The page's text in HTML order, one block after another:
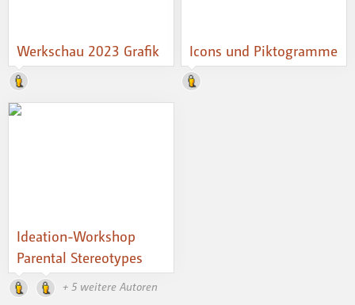
Werkschau 2023 Grafik Icons und Piktogramme
Ideation-Workshop
Parental Stereotypes
+ 5 weitere Autoren